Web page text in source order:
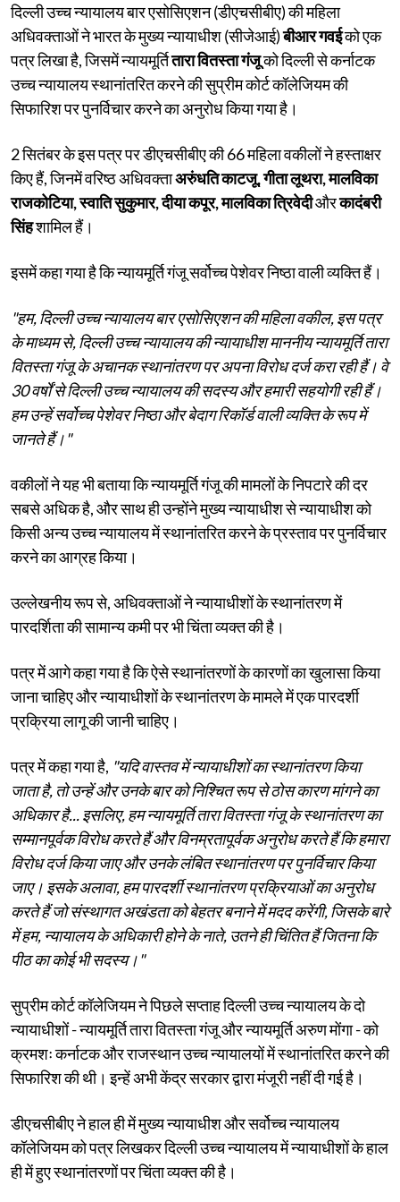
दिल्ली उच्च न्यायालय बार एसोसिएशन (डीएचसीबीए) की महिला
अधिवक्ताओं ने भारत के मुख्य न्यायाधीश (सीजेआई)बीआर गवईको एक
पत्र लिखा है, जिसमें न्यायमूर्तितारा वितस्ता गंजूको दिल्ली से कर्नाटक
उच्च न्यायालय स्थानांतरित करने की सुप्रीम कोर्ट कॉलेजियम की
सिफारिश पर पुनर्विचार करने का अनुरोध किया गया है।
2 सितंबर के इस पत्र पर डीएचसीबीए की 66 महिला वकीलों ने हस्ताक्षर
किए हैं, जिनमें वरिष्ठ अधिवक्ताअरुंधति काटजू, गीता लूथरा, मालविका
राजकोटिया, स्वाति सुकुमार, दीया कपूर, मालविका त्रिवेदीऔरकादंबरी
सिंहशामिल हैं।
इसमें कहा गया है कि न्यायमूर्ति गंजू सर्वोच्च पेशेवर निष्ठा वाली व्यक्ति हैं।
"हम, दिल्ली उच्च न्यायालय बार एसोसिएशन की महिला वकील, इस पत्र
के माध्यम से, दिल्ली उच्च न्यायालय की न्यायाधीश माननीय न्यायमूर्ति तारा
वितस्ता गंजू के अचानक स्थानांतरण पर अपना विरोध दर्ज करा रही हैं। वे
30 वर्षों से दिल्ली उच्च न्यायालय की सदस्य और हमारी सहयोगी रही हैं।
हम उन्हें सर्वोच्च पेशेवर निष्ठा और बेदाग रिकॉर्ड वाली व्यक्ति के रूप में
जानते हैं।"
वकीलों ने यह भी बताया कि न्यायमूर्ति गंजू की मामलों के निपटारे की दर
सबसे अधिक है, और साथ ही उन्होंने मुख्य न्यायाधीश से न्यायाधीश को
किसी अन्य उच्च न्यायालय में स्थानांतरित करने के प्रस्ताव पर पुनर्विचार
करने का आग्रह किया।
उल्लेखनीय रूप से, अधिवक्ताओं ने न्यायाधीशों के स्थानांतरण में
पारदर्शिता की सामान्य कमी पर भी चिंता व्यक्त की है।
पत्र में आगे कहा गया है कि ऐसे स्थानांतरणों के कारणों का खुलासा किया
जाना चाहिए और न्यायाधीशों के स्थानांतरण के मामले में एक पारदर्शी
प्रक्रिया लागू की जानी चाहिए।
पत्र में कहा गया है, "यदि वास्तव में न्यायाधीशों का स्थानांतरण किया
जाता है, तो उन्हें और उनके बार को निश्चित रूप से ठोस कारण मांगने का
अधिकार है... इसलिए, हम न्यायमूर्ति तारा वितस्ता गंजू के स्थानांतरण का
सम्मानपूर्वक विरोध करते हैं और विनम्रतापूर्वक अनुरोध करते हैं कि हमारा
विरोध दर्ज किया जाए और उनके लंबित स्थानांतरण पर पुनर्विचार किया
जाए। इसके अलावा, हम पारदर्शी स्थानांतरण प्रक्रियाओं का अनुरोध
करते हैं जो संस्थागत अखंडता को बेहतर बनाने में मदद करेंगी, जिसके बारे
में हम, न्यायालय के अधिकारी होने के नाते, उतने ही चिंतित हैं जितना कि
पीठ का कोई भी सदस्य।"
सुप्रीम कोर्ट कॉलेजियम ने पिछले सप्ताह दिल्ली उच्च न्यायालय के दो
न्यायाधीशों - न्यायमूर्ति तारा वितस्ता गंजू और न्यायमूर्ति अरुण मोंगा - को
क्रमशः कर्नाटक और राजस्थान उच्च न्यायालयों में स्थानांतरित करने की
सिफारिश की थी। इन्हें अभी केंद्र सरकार द्वारा मंजूरी नहीं दी गई है।
डीएचसीबीए ने हाल ही में मुख्य न्यायाधीश और सर्वोच्च न्यायालय
कॉलेजियम को पत्र लिखकर दिल्ली उच्च न्यायालय में न्यायाधीशों के हाल
ही में हुए स्थानांतरणों पर चिंता व्यक्त की है।